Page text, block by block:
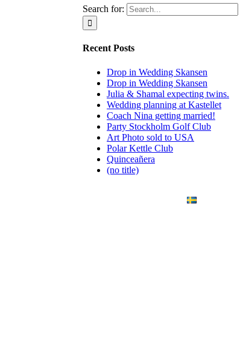
Search for:
Recent Posts
Drop in Wedding Skansen
Drop in Wedding Skansen
Julia & Shamal expecting twins.
Wedding planning at Kastellet
Coach Nina getting married!
Party Stockholm Golf Club
Art Photo sold to USA
Polar Kettle Club
Quinceañera
(no title)